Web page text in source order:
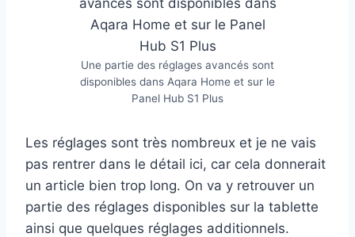
Une partie des réglages avancés sont
disponibles dans Aqara Home et sur le
Panel Hub S1 Plus
Les réglages sont très nombreux et je ne vais
pas rentrer dans le détail ici, car cela donnerait
un article bien trop long. On va y retrouver un
partie des réglages disponibles sur la tablette
ainsi que quelques réglages additionnels.